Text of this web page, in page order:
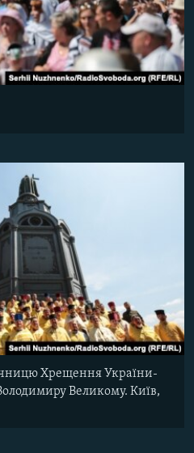
Хрещення України-
Великому. Київ,